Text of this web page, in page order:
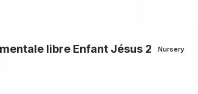
libre Enfant Jésus 2 Nursery